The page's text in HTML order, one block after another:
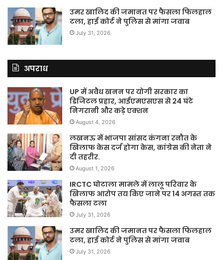
उमर खालिद की जमानत पर फैसला फिलहाल
टला, हाई कोर्ट ने पुलिस से मांगा जवाब
July 31, 2026
अपराध
UP में अवैध खनन पर योगी सरकार का
डिजिटल प्रहार, आईएमएसएस से 24 घंटे
निगरानी और कड़े एक्शन
August 4, 2026
लखनऊ में भाजपा सांसद कंगना रनौत के
खिलाफ केस दर्ज होगा केस, कांग्रेस की नेता ने
दी तहरीर.
August 1, 2026
IRCTC घोटाला मामले में लालू परिवार के
खिलाफ आरोप तय किए जाने पर 14 अगस्त तक
फैसला टला
July 31, 2026
उमर खालिद की जमानत पर फैसला फिलहाल
टला, हाई कोर्ट ने पुलिस से मांगा जवाब
July 31, 2026